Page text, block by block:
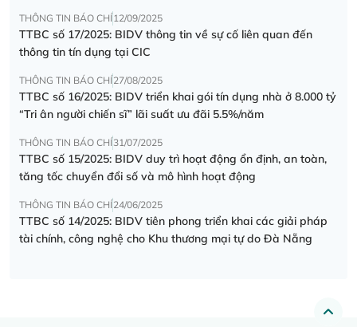
THÔNG TIN BÁO CHÍ12/09/2025
TTBC số 17/2025: BIDV thông tin về sự cố liên quan đến
thông tin tín dụng tại CIC
THÔNG TIN BÁO CHÍ27/08/2025
TTBC số 16/2025: BIDV triển khai gói tín dụng nhà ở 8.000 tỷ
“Tri ân người chiến sĩ” lãi suất ưu đãi 5.5%/năm
THÔNG TIN BÁO CHÍ31/07/2025
TTBC số 15/2025: BIDV duy trì hoạt động ổn định, an toàn,
tăng tốc chuyển đổi số và mô hình hoạt động
THÔNG TIN BÁO CHÍ24/06/2025
TTBC số 14/2025: BIDV tiên phong triển khai các giải pháp
tài chính, công nghệ cho Khu thương mại tự do Đà Nẵng